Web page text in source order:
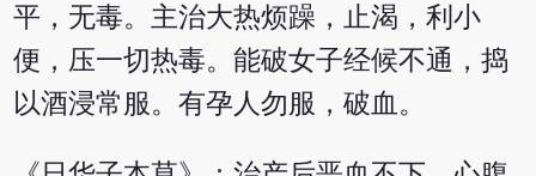
平，无毒。主治大热烦躁，止渴，利小
便，压一切热毒。能破女子经候不通，捣
以酒浸常服。有孕人勿服，破血。